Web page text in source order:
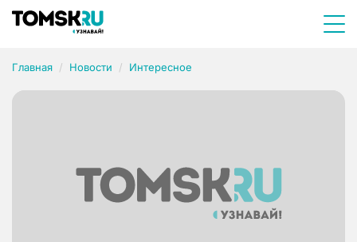
Главная Новости Интересное